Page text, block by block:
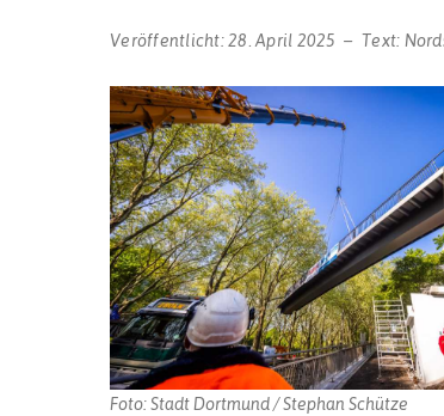
Veröffentlicht:28. April 2025 Text:
Foto: Stadt Dortmund / Stephan Schütze